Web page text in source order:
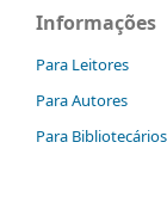
Informações
Para Leitores
Para Autores
Para Bibliotecários